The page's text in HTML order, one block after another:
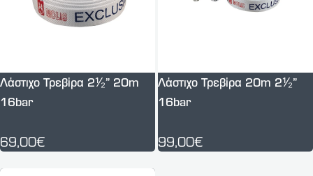
Λάστιχο Τρεβίρα 2⅟₂” 20m
16bar
69,00€
Λάστιχο Τρεβίρα 20m 2⅟₂”
16bar
99,00€